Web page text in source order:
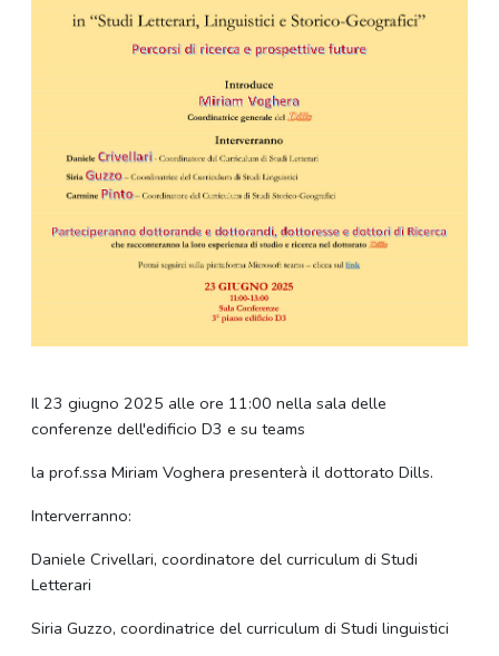
Il 23 giugno 2025 alle ore 11:00 nella sala delle
conferenze dell'edificio D3 e su teams
la prof.ssa Miriam Voghera presenterà il dottorato Dills.
Interverranno:
Daniele Crivellari, coordinatore del curriculum di Studi
Letterari
Siria Guzzo, coordinatrice del curriculum di Studi linguistici